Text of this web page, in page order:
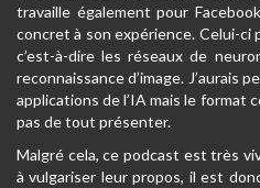
travaille également pour
concret à son expérience. Celui-ci
c’est-à-dire les réseaux de
reconnaissance d’image. J’aurais
applications de l’IA mais le format
pas de tout présenter.
Malgré cela, ce podcast est très
à vulgariser leur propos, il est